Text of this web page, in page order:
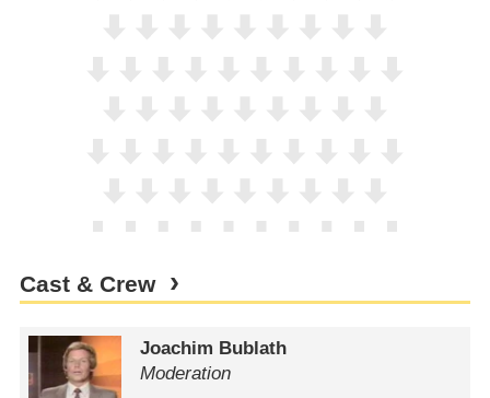
Cast & Crew
Joachim Bublath
Moderation